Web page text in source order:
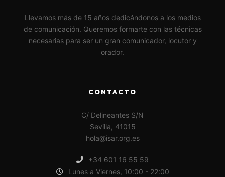
Llevamos más de 15 años dedicándonos a los medios
de comunicación. Queremos formarte con las técnicas
necesarias para ser un gran comunicador, locutor y
orador.
CONTACTO
C/ Delineantes S/N
Sevilla, 41015
hola@isar.org.es
+34 601 16 55 59
Lunes a Viernes, 10:00 - 22:00